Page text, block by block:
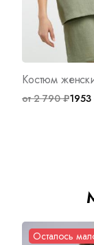
от 2 790 ₽
Осталось